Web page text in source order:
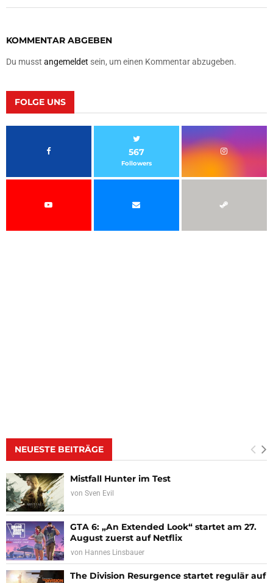
KOMMENTAR ABGEBEN
Du musst angemeldet sein, um einen Kommentar abzugeben.
FOLGE UNS
567
Followers
NEUESTE BEITRÄGE
Mistfall Hunter im Test
von Sven Evil
GTA 6: „An Extended Look“ startet am 27.
August zuerst auf Netflix
von Hannes Linsbauer
The Division Resurgence startet regulär auf